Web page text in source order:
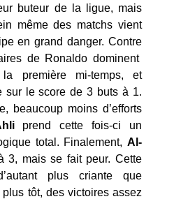
buteur de la ligue, mais
même des matchs vient
en grand danger. Contre
de Ronaldo dominent
la première mi-temps, et
sur le score de 3 buts à 1.
beaucoup moins d’efforts
prend cette fois-ci un
total. Finalement, Al-
3, mais se fait peur. Cette
plus criante que
tôt, des victoires assez